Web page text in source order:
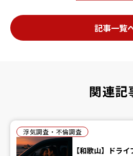
記事一覧
関連記
浮気調査・不倫調査
【和歌山】ドラ